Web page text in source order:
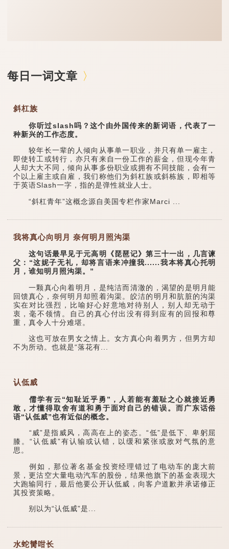
每日一词文章
斜杠族
你听过slash吗？这个由外国传来的新词语，代表了一
种新兴的工作态度。
较年长一辈的人倾向从事单一职业，并只有单一雇主，
即使转工或转行，亦只有来自一份工作的薪金，但现今年青
人却大大不同，倾向从事多份职业或拥有不同技能，会有一
个以上雇主或自雇，我们称他们为斜杠族或斜栋族，即相等
于英语Slash一字，指的是弹性就业人士。
“斜杠青年”这概念源自美国专栏作家Marci ...
我将真心向明月 奈何明月照沟渠
这句话最早见于元高明《琵琶记》第三十一出，几言谏
父：“这妮子无礼，却将言语来冲撞我......我本将真心托明
月，谁知明月照沟渠。”
一颗真心向着明月，是纯洁而清澈的，渴望的是明月能
回馈真心，奈何明月却照着沟渠。皎洁的明月和肮脏的沟渠
实在对比强烈，比喻好心好意地对待别人，别人却无动于
衷，毫不领情。自己的真心付出没有得到应有的回报和尊
重，真令人十分难堪。
这也可放在男女之情上。女方真心向着男方，但男方却
不为所动。也就是“落花有...
认低威
儒学有云“知耻近乎勇”，人若能有羞耻之心就接近勇
敢，才懂得取舍有道和勇于面对自己的错误。而广东话俗
语“认低威”也有近似的概念。
“威”是指威风，高高在上的姿态。“低”是低下、卑躬屈
膝。“认低威”有认输或认错，以缓和紧张或敌对气氛的意
思。
例如，那位著名基金投资经理错过了电动车的庞大前
景，更沽空大量电动汽车的股份，结果他旗下的基金表现大
大跑输同行，最后他要公开认低威，向客户道歉并承诺修正
其投资策略。
别以为“认低威”是...
水蛇膥咁长